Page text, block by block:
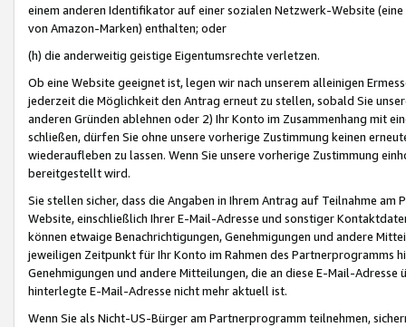
einem anderen Identifikator auf einer sozialen Netzwerk-Website
von Amazon-Marken) enthalten; oder
(h) die anderweitig geistige Eigentumsrechte verletzen.
Ob eine Website geeignet ist, legen wir nach unserem alleinigen
jederzeit die Möglichkeit den Antrag erneut zu stellen, sobald Sie
anderen Gründen ablehnen oder 2) Ihr Konto im Zusammenhang mit
schließen, dürfen Sie ohne unsere vorherige Zustimmung keinen
wiederaufleben zu lassen. Wenn Sie unsere vorherige Zustimmung
bereitgestellt wird.
Sie stellen sicher, dass die Angaben in Ihrem Antrag auf Teilnahme
Website, einschließlich Ihrer E-Mail-Adresse und sonstiger
können etwaige Benachrichtigungen, Genehmigungen und andere
jeweiligen Zeitpunkt für Ihr Konto im Rahmen des Partnerprogramms
Genehmigungen und andere Mitteilungen, die an diese E-Mail-
hinterlegte E-Mail-Adresse nicht mehr aktuell ist.
Wenn Sie als Nicht-US-Bürger am Partnerprogramm teilnehmen,